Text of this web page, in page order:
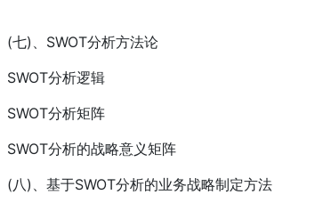
(七)、SWOT分析方法论
SWOT分析逻辑
SWOT分析矩阵
SWOT分析的战略意义矩阵
(八)、基于SWOT分析的业务战略制定方法